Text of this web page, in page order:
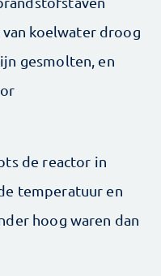
koelwater droog
gesmolten, en
de reactor in
temperatuur en
hoog waren dan